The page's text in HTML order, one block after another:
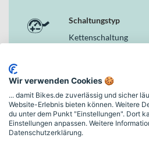
Hydraulische Scheibenbremse
pistons, 203 mm) für starke
Absenkbare XLC Dropper SP-
Travel für maximale
Einsatzmöglichkeiten
Warum dieses Bike in der
überzeugt
Das Haibike ALLMTN 4 verbindet als
Schaltungstyp
Kettenschaltung
Hydraulische
Motor
Yamaha PW-X3,
Wir verwenden Cookies 🍪
... damit Bikes.de zuverlässig und sicher
Website-Erlebnis bieten können. Weitere
du unter dem Punkt "Einstellungen". Dort
Einstellungen anpassen. Weitere
Datenschutzerklärung.